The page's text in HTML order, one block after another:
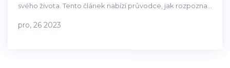
svého života. Tento článek nabízí průvodce, jak rozpoznat
volby při nákupu kosmetiky. Zahrnuje tipy na to, jak
pro, 26 2023